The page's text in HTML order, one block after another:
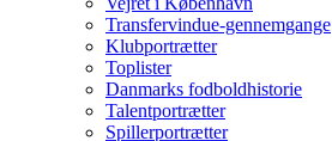
Transfervindue-gennemgange
Klubportrætter
Toplister
Danmarks fodboldhistorie
Talentportrætter
Spillerportrætter